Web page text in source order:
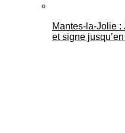
Mantes-la-Jolie :
et signe